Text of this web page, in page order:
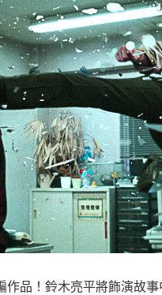
作品！鈴木亮平將飾演故